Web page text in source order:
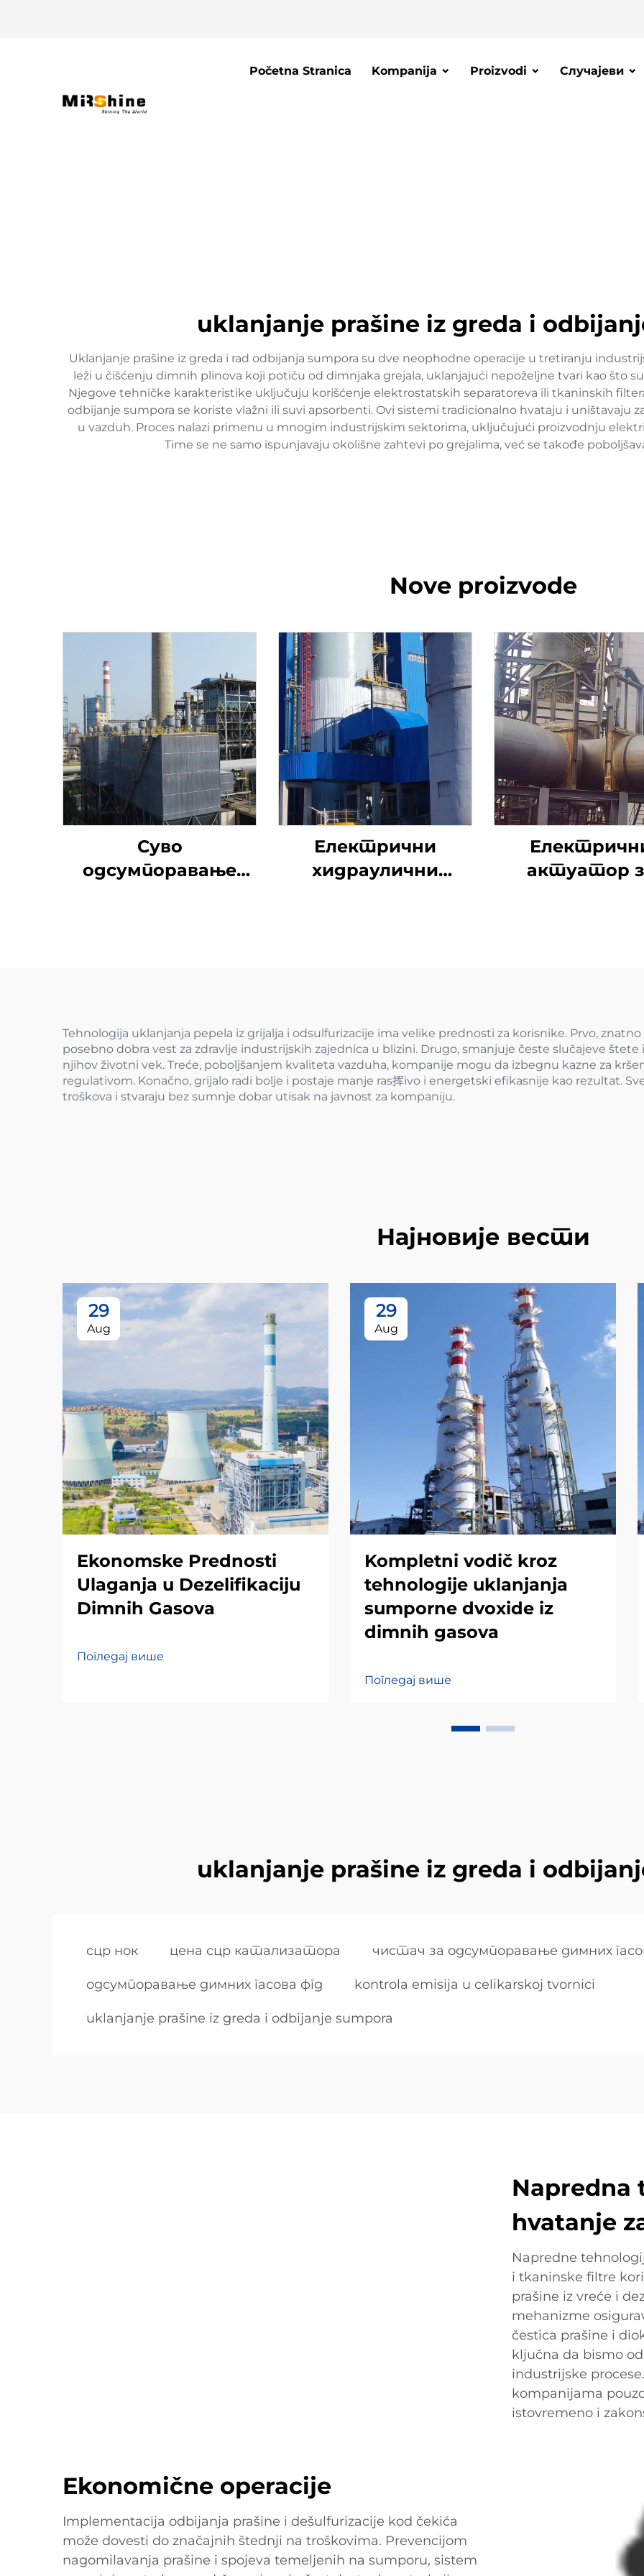
Početna Stranica Kompanija Proizvodi Случајеви
uklanjanje prašine iz greda i
Uklanjanje prašine iz greda i rad odbijanja sumpora su dve neophodne operacije u tretiranju
leži u čišćenju dimnih plinova koji potiču od dimnjaka grejala, uklanjajući nepoželjne tvari kao što
Njegove tehničke karakteristike uključuju korišćenje elektrostatskih separatoreva ili tkaninskih
odbijanje sumpora se koriste vlažni ili suvi apsorbenti. Ovi sistemi tradicionalno hvataju i uništavaju
u vazduh. Proces nalazi primenu u mnogim industrijskim sektorima, uključujući proizvodnju
Time se ne samo ispunjavaju okolišne zahtevi po grejalima, već se takođe
Nove proizvode
Суво
одсумпоравање
Електрични
хидраулични
актуатор
Tehnologija uklanjanja pepela iz grijalja i odsulfurizacije ima velike prednosti za korisnike. Prvo,
posebno dobra vest za zdravlje industrijskih zajednica u blizini. Drugo, smanjuje česte slučajeve štete
njihov životni vek. Treće, poboljšanjem kvaliteta vazduha, kompanije mogu da izbegnu kazne za
regulativom. Konačno, grijalo radi bolje i postaje manje ras挥ivo i energetski efikasnije kao rezultat.
troškova i stvaraju bez sumnje dobar utisak na javnost za kompaniju.
Најновије вести
29
Aug
Ekonomske Prednosti
Ulaganja u Dezelifikaciju
Dimnih Gasova
Погледај више
29
Aug
Kompletni vodič kroz
tehnologije uklanjanja
sumporne dvoxide iz
dimnih gasova
Погледај више
uklanjanje prašine iz greda i
сцр нок цена сцр катализатора чистач за одсумпоравање димних
одсумпоравање димних гасова фгд kontrola emisija u celikarskoj tvornici
uklanjanje prašine iz greda i odbijanje sumpora
Napredna
hvatanje
Napredne
i tkaninske filtre
prašine iz vreće i
mehanizme
čestica prašine i
ključna da bismo
industrijske
kompanijama
istovremeno i
Ekonomične operacije
Implementacija odbijanja prašine i dešulfurizacije kod čekića
može dovesti do značajnih štednji na troškovima. Prevencijom
nagomilavanja prašine i spojeva temeljenih na sumporu, sistem